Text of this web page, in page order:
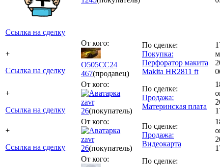
Ссылка на сделку
+
Ссылка на сделку
От кого:
О505СС24
467(продавец)
По сделке:
Покупка:
Перфоратор макита
Makita HR2811 ft
+
Ссылка на сделку
От кого:
zavr
26(покупатель)
По сделке:
Продажа:
Материнская плата
+
Ссылка на сделку
От кого:
zavr
26(покупатель)
По сделке:
Продажа:
Видеокарта
От кого:
По сделке: